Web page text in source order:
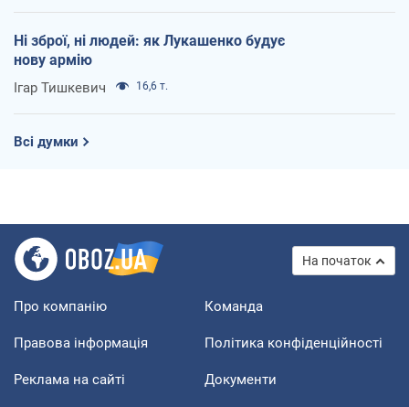
Ні зброї, ні людей: як Лукашенко будує
нову армію
Ігар Тишкевич 16,6 т.
Всі думки
На початок
Про компанію Команда
Правова інформація Політика конфіденційності
Реклама на сайті Документи